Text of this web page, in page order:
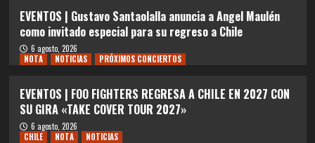
EVENTOS | Gustavo Santaolalla anuncia a Angel Maulén
como invitado especial para su regreso a Chile
6 agosto, 2026
NOTA
NOTICIAS PRÓXIMOS CONCIERTOS
EVENTOS | FOO FIGHTERS REGRESA A CHILE EN 2027 CON
SU GIRA «TAKE COVER TOUR 2027»
6 agosto, 2026
CHILE
NOTA NOTICIAS